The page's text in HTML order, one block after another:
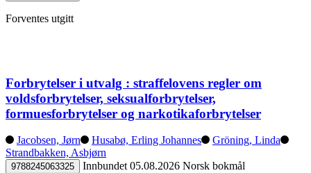
Forventes utgitt
Forbrytelser i utvalg : straffelovens regler om
voldsforbrytelser, seksualforbrytelser,
formuesforbrytelser og narkotikaforbrytelser
Jacobsen, Jørn Husabø, Erling Johannes
Gröning, Linda
Strandbakken, Asbjørn
9788245063325 Innbundet 05.08.2026 Norsk bokmål